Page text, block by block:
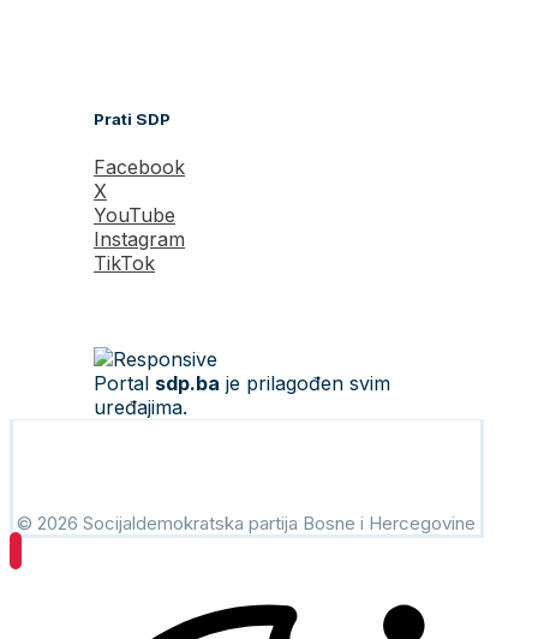
Prati SDP
Facebook
X
YouTube
Instagram
TikTok
Portal sdp.ba je prilagođen svim
uređajima.
© 2026 Socijaldemokratska partija Bosne i Hercegovine